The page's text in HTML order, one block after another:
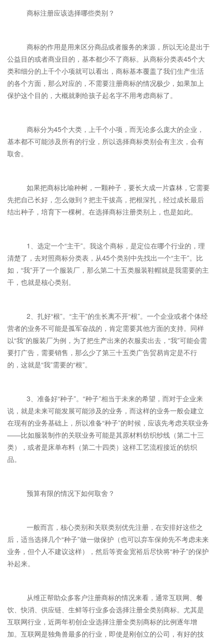
商标注册应该选择哪些类别？
商标的作用是用来区分商品或者服务的来源，所以无论是出于
公益目的或者商业目的，基本都少不了商标。从商标分类表45个大
类和细分的上千个小项就可以看出，商标基本覆盖了我们生产生活
的各个方面，那么对应的，不需要注册商标的情况极少，如果加上
保护这个目的，大概就剩给孩子起名字不用考虑商标了。
商标分为45个大类，上千个小项，而无论多么庞大的企业，
基本都不可能涉及所有的行业，所以选择商标类别会有主次，会有
取舍。
如果把商标比喻种树，一颗种子，要长大成一片森林，它需要
先把自己长好，怎么做到？把主干拔高，把根深扎，经过成长最后
结出种子，培育下一棵树。在选择商标注册类别上，也是如此。
1、选定一个“主干”。我这个商标，是定位在哪个行业的，理
清楚了，去对照商标分类表，从45个类别中先找出一个“主干”。比
如，“我”开了一个服装厂，那么第二十五类服装鞋帽就是我需要的主
干，也就是核心类别。
2、扎好“根”。“主干”的生长离不开“根”。一个企业或者个体经
营者的业务不可能是孤军奋战的，肯定需要其他方面的支持。同样
以“我”的服装厂为例，为了把生产出来的衣服卖出去，“我”可能会需
要打广告，需要销售，那么少了第三十五类广告贸易肯定是不行
的，这就是“我”需要的“根”。
3、准备好“种子”。“种子”相当于未来的希望，而对于企业来
说，就是未来可能发展可能涉及的业务，而这样的业务一般会建立
在现有的业务基础上，所以准备“种子”的时候，应该先考虑关联业务
——比如服装制作的关联业务可能是其原材料纺织纱线（第二十三
类），或者是床单布料（第二十四类）这样工艺流程接近的纺织
品。
预算有限的情况下如何取舍？
一般而言，核心类别和关联类别优先注册，在安排好这些之
后，适当选择几个“种子”做一做保护（也可以弃车保帅先不考虑未来
业务，但个人不建议这样），然后等资金宽裕后尽快将“种子”的保护
补起来。
从维正帮助众多客户注册商标的情况来看，通常互联网、餐
饮、快消、供应链、生鲜等行业多会选择注册全类别商标。尤其是
互联网行业，近两年初创企业选择注册全类别商标的比例逐年增
加。互联网是独角兽最多的行业，即使是刚创立的公司，有好的技